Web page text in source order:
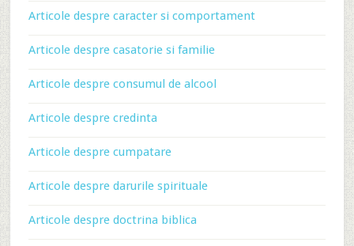
Articole despre caracter si comportament
Articole despre casatorie si familie
Articole despre consumul de alcool
Articole despre credinta
Articole despre cumpatare
Articole despre darurile spirituale
Articole despre doctrina biblica